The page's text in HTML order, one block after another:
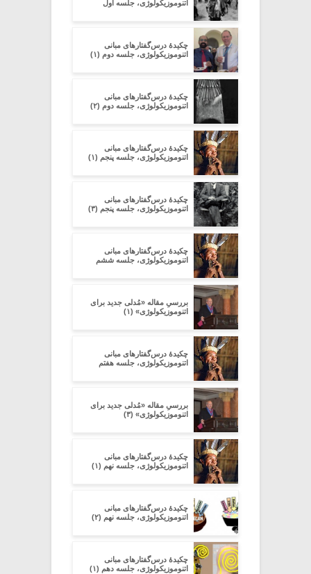
اتنوموزیکولوژی، جلسه اول
چکیدۀ درس‌گفتارهای مبانی
اتنوموزیکولوژی، جلسه دوم (۱)
چکیدۀ درس‌گفتارهای مبانی
اتنوموزیکولوژی، جلسه دوم (۲)
چکیدۀ درس‌گفتارهای مبانی
اتنوموزیکولوژی، جلسه پنجم (۱)
چکیدۀ درس‌گفتارهای مبانی
اتنوموزیکولوژی، جلسه پنجم (۳)
چکیدۀ درس‌گفتارهای مبانی
اتنوموزیکولوژی، جلسه ششم
بررسیِ مقاله‏ «مُدلی جدید برای
اتنوموزیکولوژی» (۱)
چکیدۀ درس‌گفتارهای مبانی
اتنوموزیکولوژی، جلسه هفتم
بررسیِ مقاله‏ «مُدلی جدید برای
اتنوموزیکولوژی» (۳)
چکیدۀ درس‌گفتارهای مبانی
اتنوموزیکولوژی، جلسه نهم (۱)
چکیدۀ درس‌گفتارهای مبانی
اتنوموزیکولوژی، جلسه نهم (۲)
چکیدۀ درس‌گفتارهای مبانی
اتنوموزیکولوژی، جلسه دهم (۱)